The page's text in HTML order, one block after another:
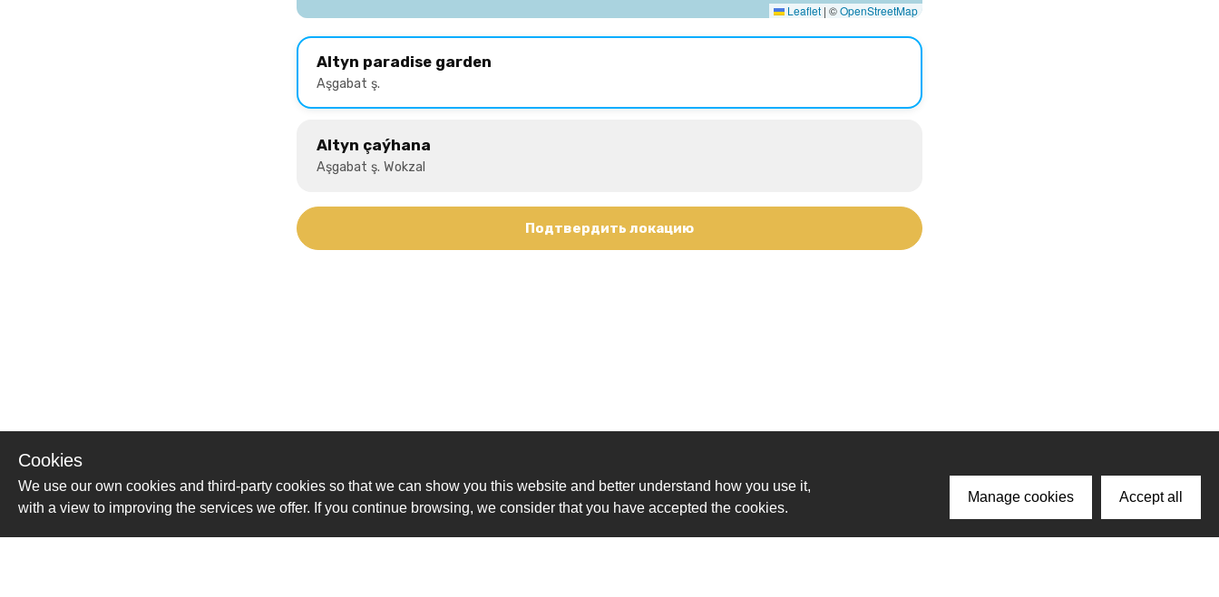
Leaflet | ©OpenStreetMap
Altyn paradise garden
Aşgabat ş.
Altyn çaýhana
Aşgabat ş. Wokzal
Подтвердить локацию
Cookies
We use our own cookies and third-party cookies so that we can show you this website and better understand how you use it,
with a view to improving the services we offer. If you continue browsing, we consider that you have accepted the cookies.
Manage cookies Accept all